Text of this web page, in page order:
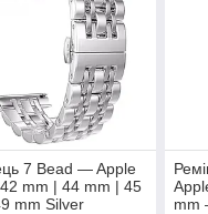
7 Bead — Apple
mm | 44 mm | 45
mm Silver
mm